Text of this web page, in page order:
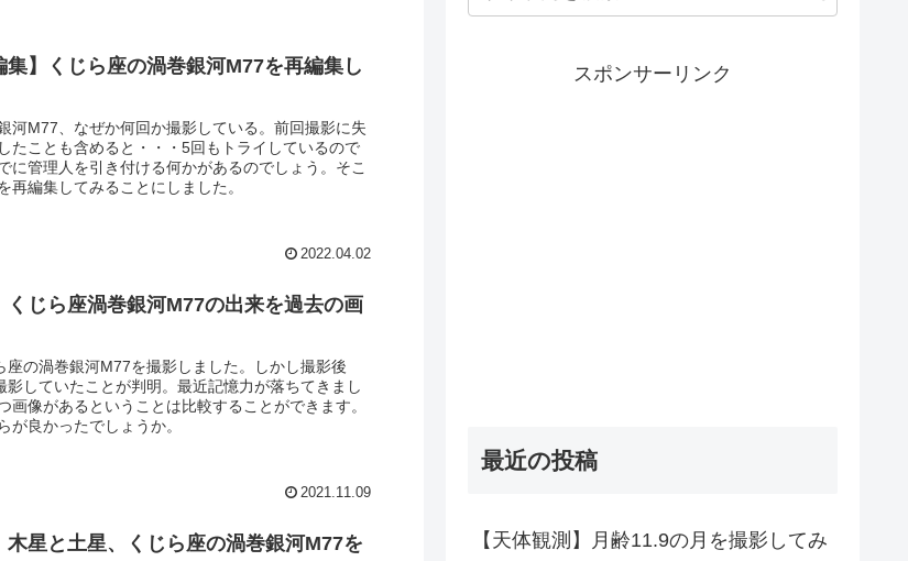
集】くじら座の渦巻銀河M77を再編集し
河M77、なぜか何回か撮影している。前回撮影に失
たことも含めると・・・5回もトライしているので
に管理人を引き付ける何かがあるのでしょう。そこ
再編集してみることにしました。
2022.04.02
くじら座渦巻銀河M77の出来を過去の画
座の渦巻銀河M77を撮影しました。しかし撮影後
影していたことが判明。最近記憶力が落ちてきまし
画像があるということは比較することができます。
が良かったでしょうか。
2021.11.09
木星と土星、くじら座の渦巻銀河M77を
スポンサーリンク
最近の投稿
【天体観測】月齢11.9の月を撮影してみ